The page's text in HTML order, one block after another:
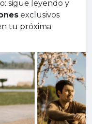
sigue leyendo y
exclusivos
tu próxima